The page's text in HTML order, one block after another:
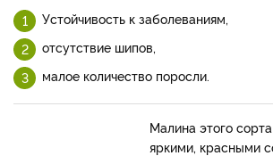
Устойчивость к заболеваниям,
отсутствие шипов,
малое количество поросли.
Малина этого
яркими, красными